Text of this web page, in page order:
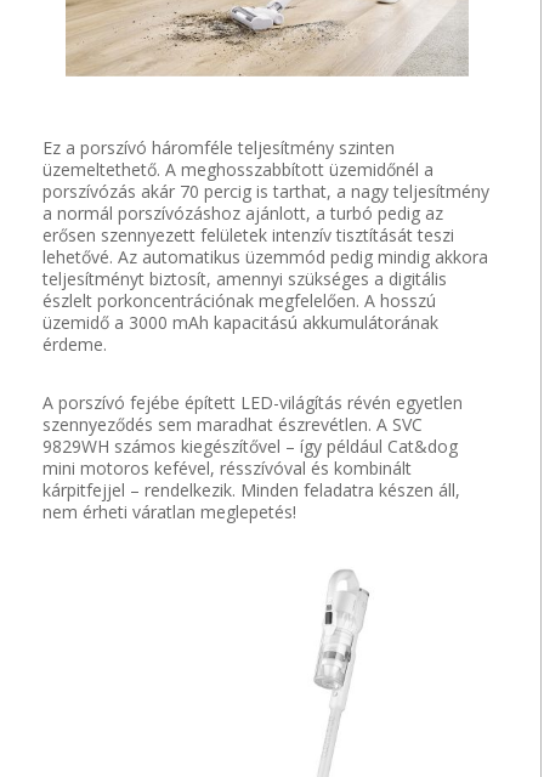
Ez a porszívó háromféle teljesítmény szinten
üzemeltethető. A meghosszabbított üzemidőnél a
porszívózás akár 70 percig is tarthat, a nagy teljesítmény
a normál porszívózáshoz ajánlott, a turbó pedig az
erősen szennyezett felületek intenzív tisztítását teszi
lehetővé. Az automatikus üzemmód pedig mindig akkora
teljesítményt biztosít, amennyi szükséges a digitális
észlelt porkoncentrációnak megfelelően. A hosszú
üzemidő a 3000 mAh kapacitású akkumulátorának
érdeme.
A porszívó fejébe épített LED-világítás révén egyetlen
szennyeződés sem maradhat észrevétlen. A SVC
9829WH számos kiegészítővel – így például Cat&dog
mini motoros kefével, résszívóval és kombinált
kárpitfejjel – rendelkezik. Minden feladatra készen áll,
nem érheti váratlan meglepetés!